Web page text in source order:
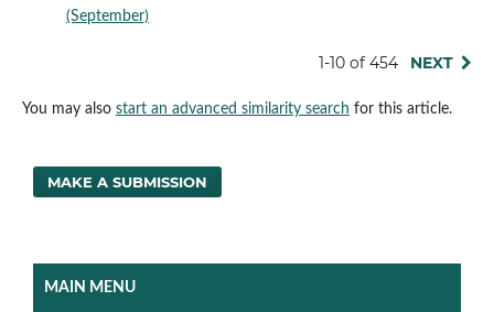
(September)
1-10 of 454 NEXT
You may also start an advanced similarity search for this article.
MAKE A SUBMISSION
MAIN MENU